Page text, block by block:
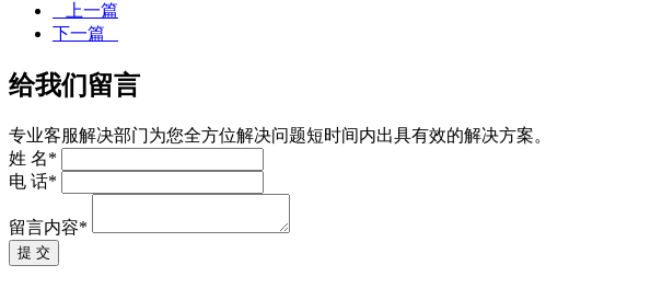
上一篇
下一篇
给我们留言
专业客服解决部门为您全方位解决问题短时间内出具有效的解决方案。
姓 名*
电 话*
留言内容*
提 交